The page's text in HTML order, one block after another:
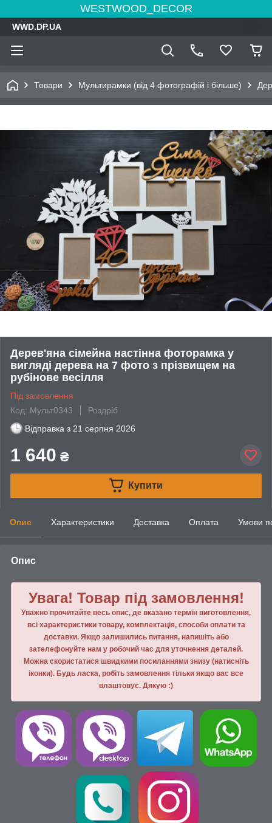
WESTWOOD_DECOR
WWD.DP.UA
Товари Мультирамки (від 4 фотографій і більше)
Дерев'яна сімейна настінна фоторамка у
вигляді дерева на 7 фото з прізвищем на
рубінове весілля
Під замовлення
Код: Мульт0343
Роздріб
Відправка з 21 серпня 2026
1 640 ₴
Купити
Опис Характеристики Доставка Оплата Умови
Опис
Увага! Товар під замовлення!
Уважно прочитайте весь опис, де вказано термін виготовлення,
всі характеристики товару, комплектація, способи оплати та
доставки. Якщо залишились питання, напишiть або
зателефонуйте нам у робочий час для уточнення деталей.
Можна скористатися швидкими посиланнями знизу (натисніть
іконки). Будь ласка, робiть замовлення тiльки якщо вас все
влаштовує. Дякую :)